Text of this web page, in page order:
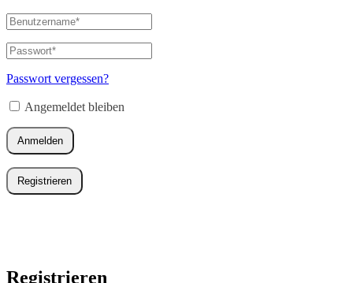
Benutzername
oder
E-
Mail-
Adresse*
Passwort*
Erforderlich
Passwort vergessen?
Angemeldet bleiben
Anmelden
Registrieren
Registrieren